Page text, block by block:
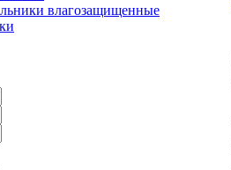
влагозащищенные